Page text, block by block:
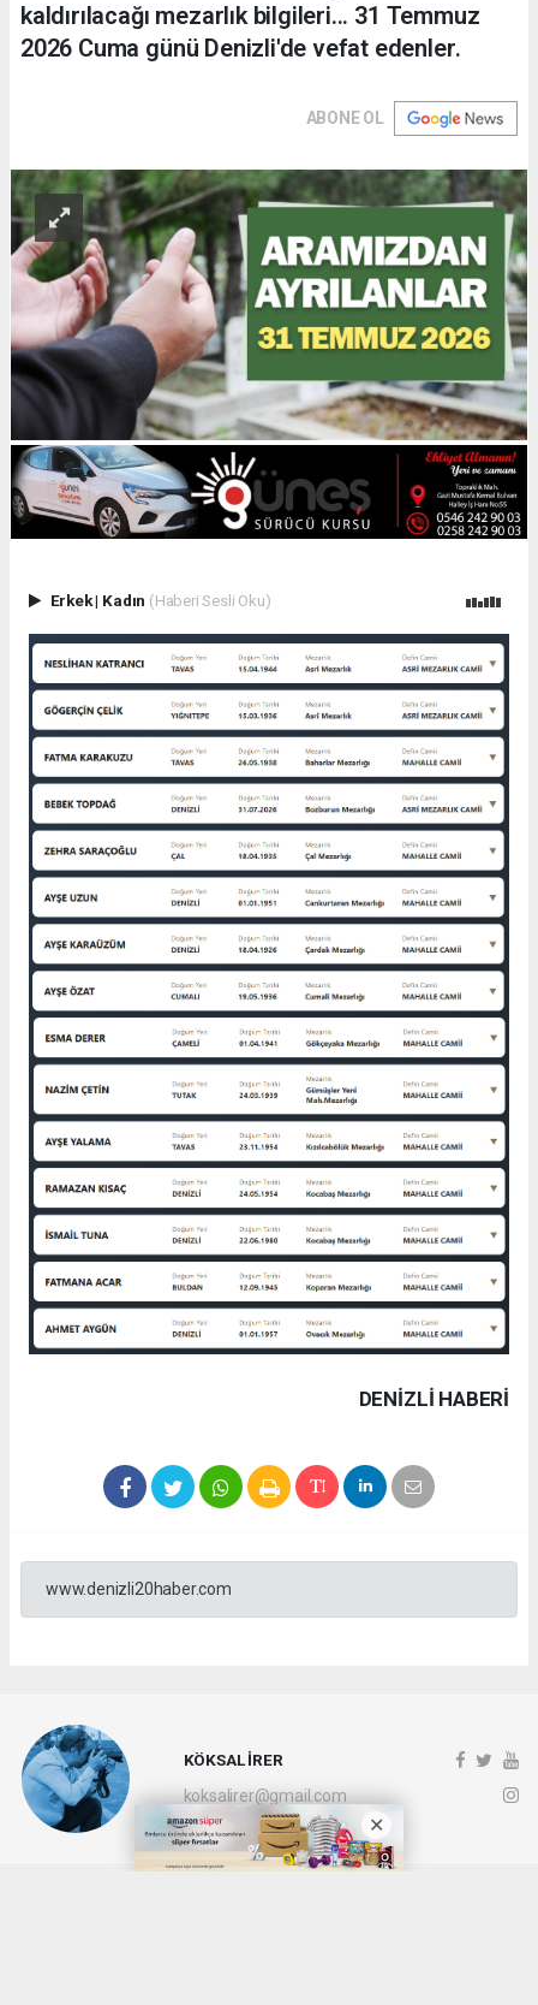
kaldırılacağı mezarlık bilgileri... 31 Temmuz
2026 Cuma günü Denizli'de vefat edenler.
ABONE OL
Erkek| Kadın (Haberi Sesli Oku)
DENIZLI HABERİ
www.denizli20haber.com
KÖKSAL İRER
koksalirer@gmail.com